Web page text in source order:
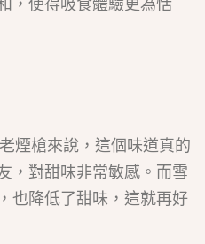
，使得吸食體驗更為恬
煙槍來說，這個味道真的
，對甜味非常敏感。而雪
也降低了甜味，這就再好